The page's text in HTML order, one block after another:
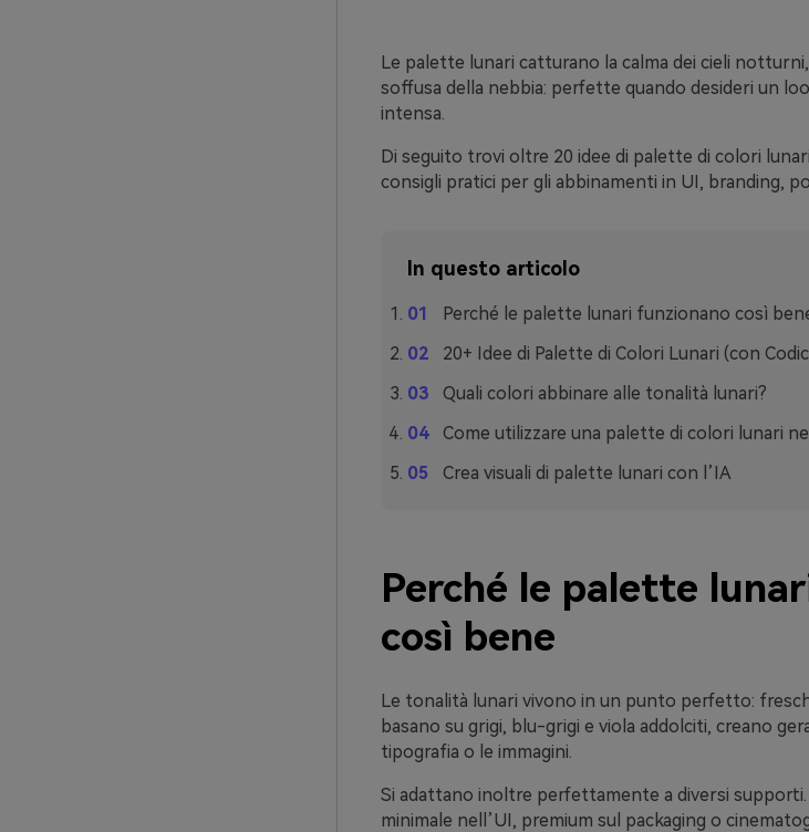
Le palette lunari catturano la calma dei cieli
soffusa della nebbia: perfette quando desideri un
intensa.
Di seguito trovi oltre 20 idee di palette di colori
consigli pratici per gli abbinamenti in UI, branding,
In questo articolo
Perché le palette lunari funzionano così
20+ Idee di Palette di Colori Lunari (con
Quali colori abbinare alle tonalità lunari?
Come utilizzare una palette di colori lunari
Crea visuali di palette lunari con l’IA
Perché le palette
così bene
Le tonalità lunari vivono in un punto perfetto:
basano su grigi, blu-grigi e viola addolciti, creano
tipografia o le immagini.
Si adattano inoltre perfettamente a diversi
minimale nell’UI, premium sul packaging o